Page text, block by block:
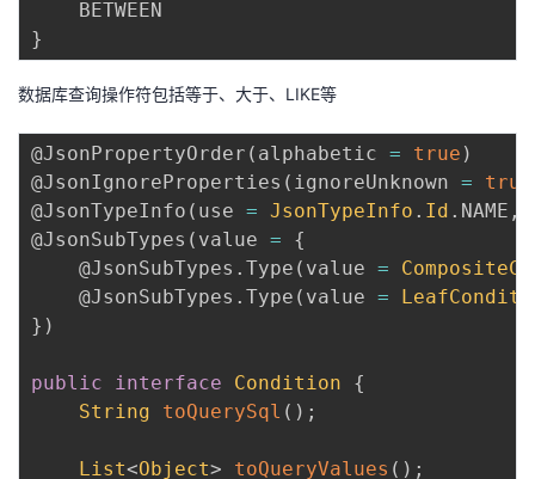
}
数据库查询操作符包括等于、大于、LIKE等
@JsonPropertyOrder ( alphabetic = true )
@JsonIgnoreProperties ( ignoreUnknown = true
@JsonTypeInfo ( use = JsonTypeInfo . Id . NAME ,
@JsonSubTypes ( value =
{
@JsonSubTypes.Type ( value =
@JsonSubTypes.Type ( value =
} )
public interface Condition
{
String
toQuerySql ( ) ;
List<Object> toQueryValues ( ) ;